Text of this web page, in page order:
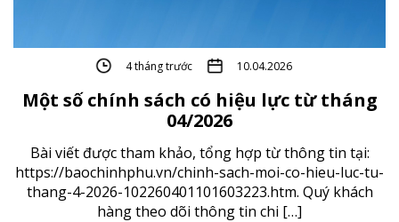
4 tháng trước 10.04.2026
Một số chính sách có hiệu lực từ tháng
04/2026
Bài viết được tham khảo, tổng hợp từ thông tin tại:
https://baochinhphu.vn/chinh-sach-moi-co-hieu-luc-tu-
thang-4-2026-102260401101603223.htm. Quý khách
hàng theo dõi thông tin chi […]